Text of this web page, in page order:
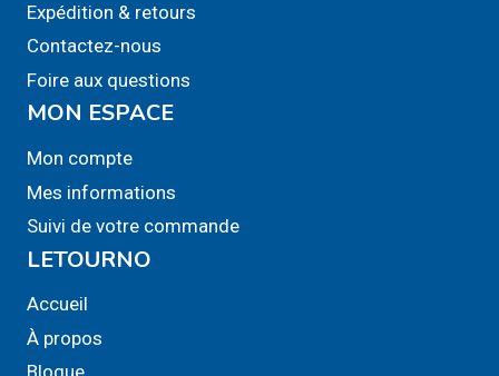
Expédition & retours
Contactez-nous
Foire aux questions
MON ESPACE
Mon compte
Mes informations
Suivi de votre commande
LETOURNO
Accueil
À propos